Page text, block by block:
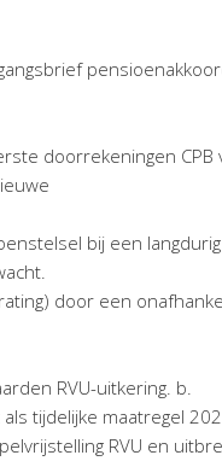
doorrekeningen CPB
bij een langdurig
door een
RVU-uitkering. b.
tijdelijke maatregel
RVU en